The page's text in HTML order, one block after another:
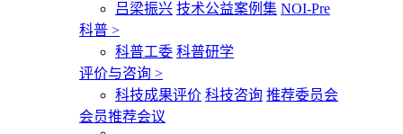
吕梁振兴 技术公益案例集 NOI-Pre
科普 >
科普工委 科普研学
评价与咨询 >
科技成果评价 科技咨询 推荐委员会
会员推荐会议